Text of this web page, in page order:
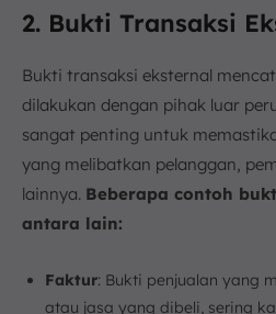
2. Bukti Transaksi
Bukti transaksi eksternal
dilakukan dengan pihak luar
sangat penting untuk
yang melibatkan pelanggan,
lainnya. Beberapa contoh
antara lain:
Faktur: Bukti penjualan yang
atau jasa yang dibeli, sering